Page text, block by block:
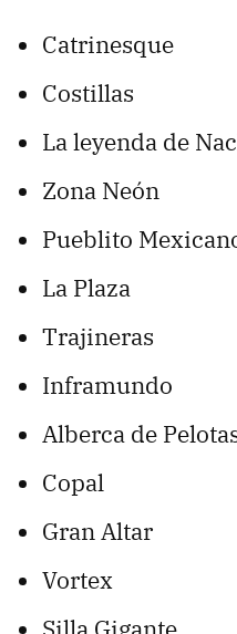
Catrinesque
Costillas
La leyenda de
Zona Neón
Pueblito
La Plaza
Trajineras
Inframundo
Alberca de
Copal
Gran Altar
Vortex